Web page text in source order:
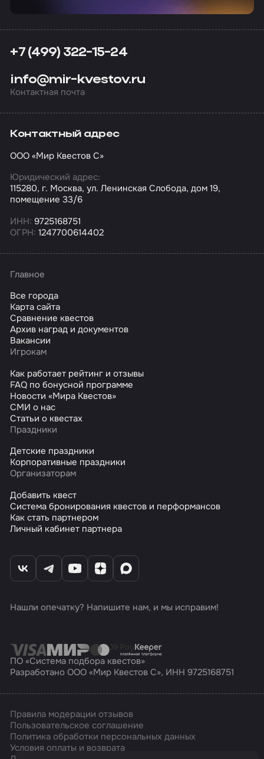
+7 (499) 322-15-24
info@mir-kvestov.ru
Контактная почта
Контактный адрес
ООО «Мир Квестов С»
Юридический адрес:
115280, г. Москва, ул. Ленинская Слобода, дом 19,
помещение 33/6
ИНН: 9725168751
ОГРН: 1247700614402
Главное
Все города
Карта сайта
Сравнение квестов
Архив наград и документов
Вакансии
Игрокам
Как работает рейтинг и отзывы
FAQ по бонусной программе
Новости «Мира Квестов»
СМИ о нас
Статьи о квестах
Праздники
Детские праздники
Корпоративные праздники
Организаторам
Добавить квест
Система бронирования квестов и перформансов
Как стать партнером
Личный кабинет партнера
Нашли опечатку? Напишите нам, и мы исправим!
ПО «Система подбора квестов»
Разработано ООО «Мир Квестов С», ИНН 9725168751
Правила модерации отзывов
Пользовательское соглашение
Политика обработки персональных данных
Условия оплаты и возврата